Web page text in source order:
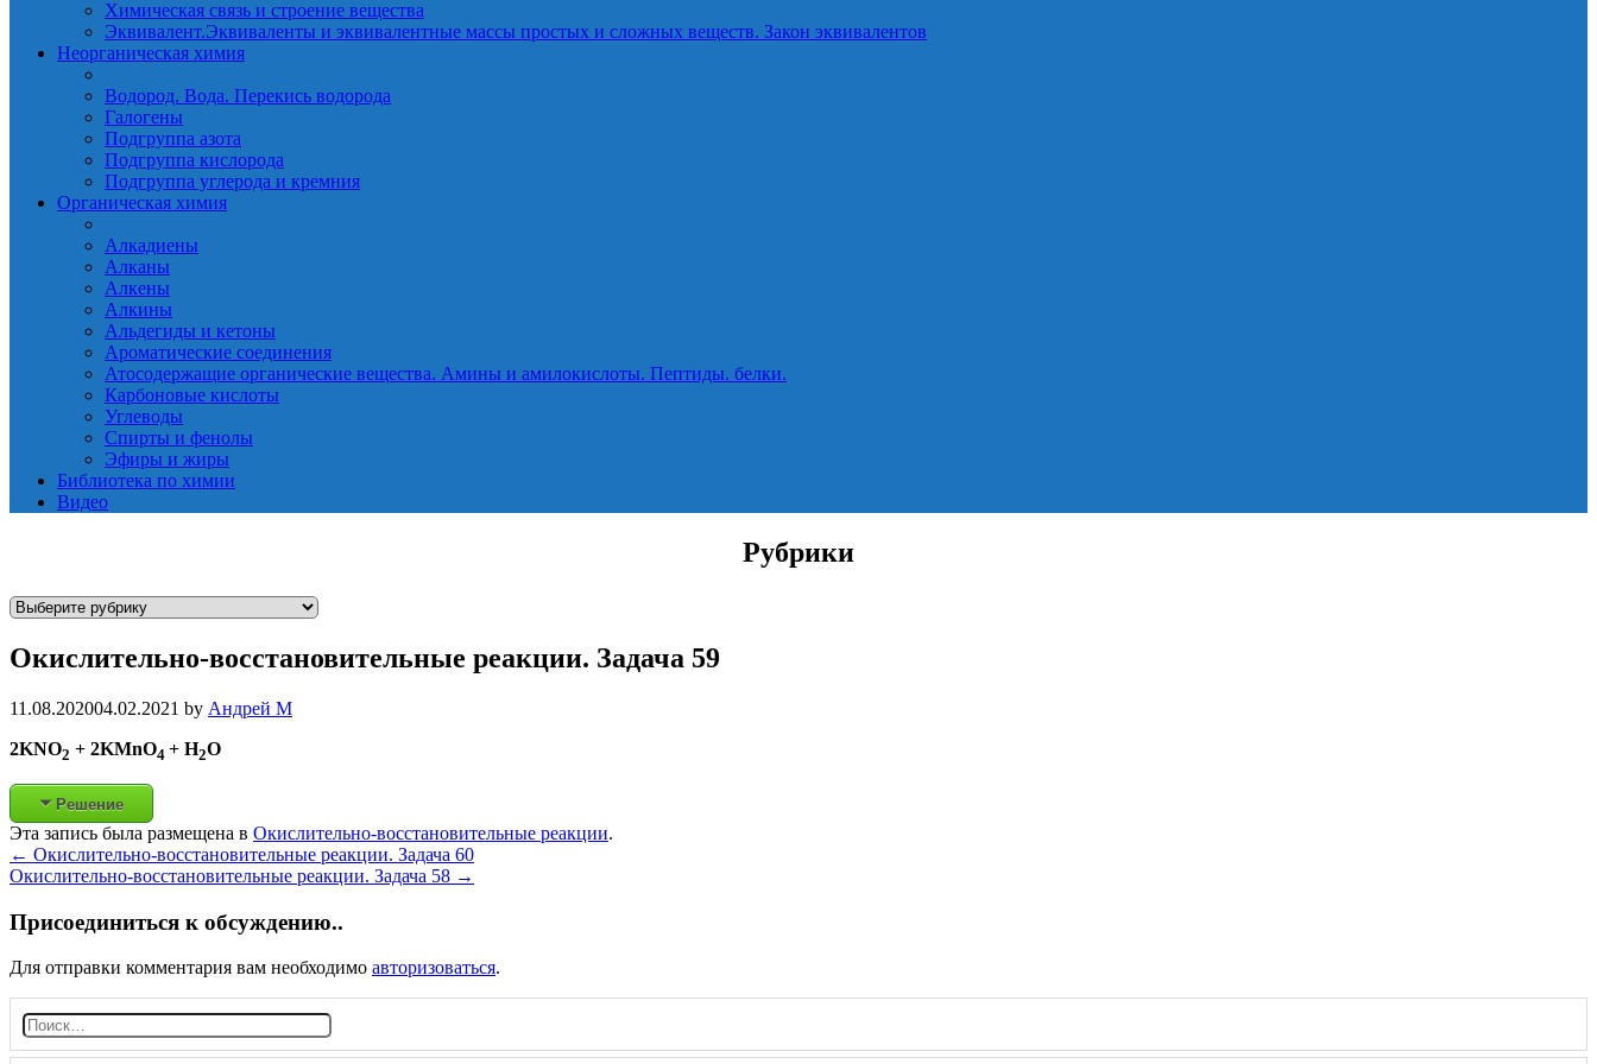
Химическая связь и строение вещества
Эквивалент.Эквиваленты и эквивалентные массы простых и сложных веществ. Закон эквивалентов
Неорганическая химия
Водород. Вода. Перекись водорода
Галогены
Подгруппа азота
Подгруппа кислорода
Подгруппа углерода и кремния
Органическая химия
Алкадиены
Алканы
Алкены
Алкины
Альдегиды и кетоны
Ароматические соединения
Атосодержащие органические вещества. Амины и амилокислоты. Пептиды. белки.
Карбоновые кислоты
Углеводы
Спирты и фенолы
Эфиры и жиры
Библиотека по химии
Видео
Рубрики
Р
б
и
и
Окислительно-восстановительные реакции. Задача 59
11.08.202004.02.2021 by Андрей М
2KNO2 + 2KMnO4 + H2O
Решение
Эта запись была размещена в Окислительно-восстановительные реакции.
Post
navigation
← Окислительно-восстановительные реакции. Задача 60
Окислительно-восстановительные реакции. Задача 58 →
Присоединиться к обсуждению..
Для отправки комментария вам необходимо авторизоваться.
Н
а